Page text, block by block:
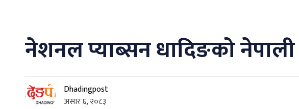
नेशनल प्याब्सन धादिङको नेपाली
Dhadingpost
असार ६, २०८३